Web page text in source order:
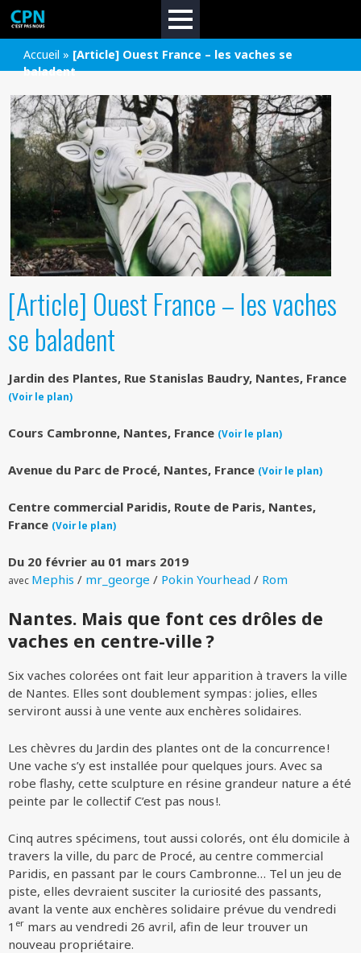
Accueil » [Article] Ouest France – les vaches se
baladent
[Article] Ouest France – les vaches
se baladent
Jardin des Plantes, Rue Stanislas Baudry, Nantes, France
(Voir le plan)
Cours Cambronne, Nantes, France (Voir le plan)
Avenue du Parc de Procé, Nantes, France (Voir le plan)
Centre commercial Paridis, Route de Paris, Nantes,
France (Voir le plan)
Du 20 février au 01 mars 2019
avec Mephis / mr_george / Pokin Yourhead / Rom
Nantes. Mais que font ces drôles de
vaches en centre-ville ?
Six vaches colorées ont fait leur apparition à travers la ville
de Nantes. Elles sont doublement sympas : jolies, elles
serviront aussi à une vente aux enchères solidaires.
Les chèvres du Jardin des plantes ont de la concurrence !
Une vache s’y est installée pour quelques jours. Avec sa
robe flashy, cette sculpture en résine grandeur nature a été
peinte par le collectif C’est pas nous !.
Cinq autres spécimens, tout aussi colorés, ont élu domicile à
travers la ville, du parc de Procé, au centre commercial
Paridis, en passant par le cours Cambronne… Tel un jeu de
piste, elles devraient susciter la curiosité des passants,
avant la vente aux enchères solidaire prévue du vendredi
1 er mars au vendredi 26 avril, afin de leur trouver un
nouveau propriétaire.